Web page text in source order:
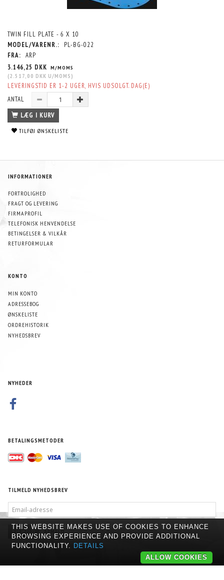
TWIN FILL PLATE - 6 X 10
MODEL/VARENR.:
PL-BG-022
FRA: ARP
3.146,25 DKK M/MOMS
(2.517,00 DKK U/MOMS )
LEVERINGSTID ER 1-2 UGER, HVIS UDSOLGT. DAG(E)
ANTAL
LÆG I KURV
TILFØJ ØNSKELISTE
INFORMATIONER
FORTROLIGHED
FRAGT OG LEVERING
FIRMAPROFIL
TELEFONISK HENVENDELSE
BETINGELSER & VILKÅR
RETURFORMULAR
KONTO
MIN KONTO
ADRESSEBOG
ØNSKELISTE
ORDREHISTORIK
NYHEDSBREV
NYHEDER
BETALINGSMETODER
TILMELD NYHEDSBREV
ADRESSE
TILMELD AFMELD
THIS WEBSITE MAKES USE OF COOKIES TO ENHANCE
BROWSING EXPERIENCE AND PROVIDE ADDITIONAL
FUNCTIONALITY. DETAILS
ALLOW COOKIES